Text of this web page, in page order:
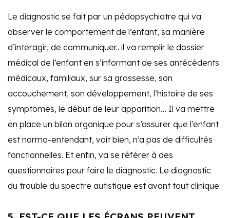
Le diagnostic se fait par un pédopsychiatre qui va
observer le comportement de l’enfant, sa manière
d’interagir, de communiquer.. il va remplir le dossier
médical de l’enfant en s’informant de ses antécédents
médicaux, familiaux, sur sa grossesse, son
accouchement, son développement, l’histoire de ses
symptômes, le début de leur apparition… Il va mettre
en place un bilan organique pour s’assurer que l’enfant
est normo-entendant, voit bien, n’a pas de difficultés
fonctionnelles. Et enfin, va se référer à des
questionnaires pour faire le diagnostic. Le diagnostic
du trouble du spectre autistique est avant tout clinique.